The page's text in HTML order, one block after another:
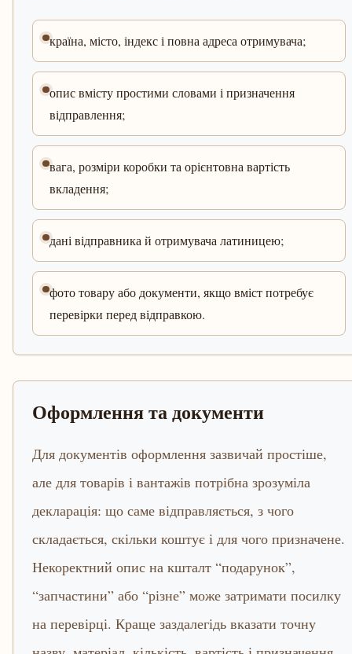
країна, місто, індекс і повна адреса отримувача;
опис вмісту простими словами і призначення
відправлення;
вага, розміри коробки та орієнтовна вартість
вкладення;
дані відправника й отримувача латиницею;
фото товару або документи, якщо вміст потребує
перевірки перед відправкою.
Оформлення та документи
Для документів оформлення зазвичай простіше,
але для товарів і вантажів потрібна зрозуміла
декларація: що саме відправляється, з чого
складається, скільки коштує і для чого призначене.
Некоректний опис на кшталт “подарунок”,
“запчастини” або “різне” може затримати посилку
на перевірці. Краще заздалегідь вказати точну